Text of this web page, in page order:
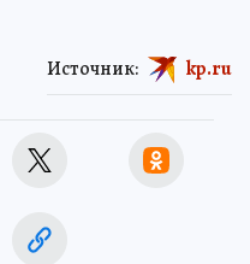
Источник: kp.ru